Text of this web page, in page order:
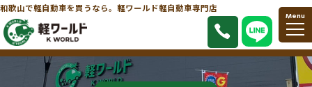
和歌山で軽自動車を買うなら。軽ワールド軽自動車専門店
Menu